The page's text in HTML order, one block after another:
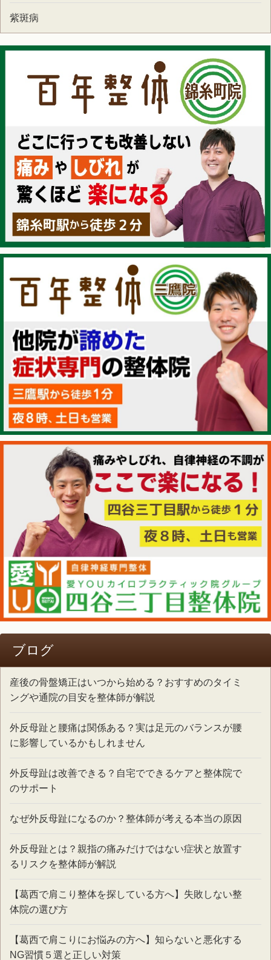
紫斑病
ブログ
産後の骨盤矯正はいつから始める？おすすめのタイミ
ングや通院の目安を整体師が解説
外反母趾と腰痛は関係ある？実は足元のバランスが腰
に影響しているかもしれません
外反母趾は改善できる？自宅でできるケアと整体院で
のサポート
なぜ外反母趾になるのか？整体師が考える本当の原因
外反母趾とは？親指の痛みだけではない症状と放置す
るリスクを整体師が解説
【葛西で肩こり整体を探している方へ】失敗しない整
体院の選び方
【葛西で肩こりにお悩みの方へ】知らないと悪化する
NG習慣５選と正しい対策